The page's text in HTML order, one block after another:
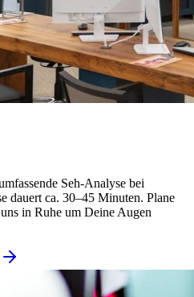
Seh-Analyse bei
dauert ca. 30–45 Minuten. Plane
in Ruhe um Deine Augen